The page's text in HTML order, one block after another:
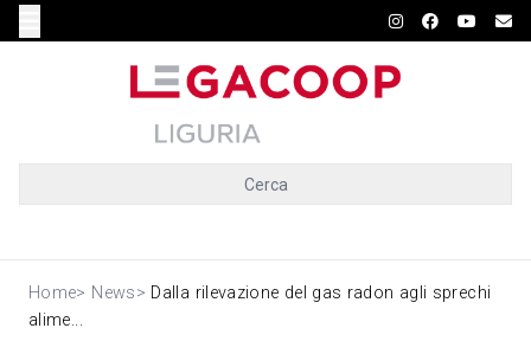
Cerca
Home> News> Dalla rilevazione del gas radon agli sprechi
alime...